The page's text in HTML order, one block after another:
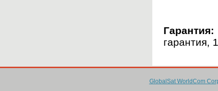
Гарантия:
гарантия,
GlobalSat WorldCom